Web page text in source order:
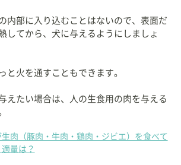
内部に入り込むことはないので、表面だ
してから、犬に与えるようにしましょ
と火を通すこともできます。
えたい場合は、人の生食用の肉を与える
生肉（豚肉・牛肉・鶏肉・ジビエ）を食べて
量は？